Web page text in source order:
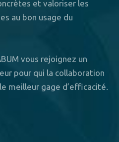
et valoriser les
au bon usage du
vous rejoignez un
pour qui la collaboration
meilleur gage d’efficacité.